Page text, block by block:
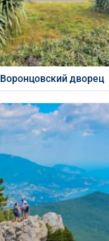
Воронцовский дворец